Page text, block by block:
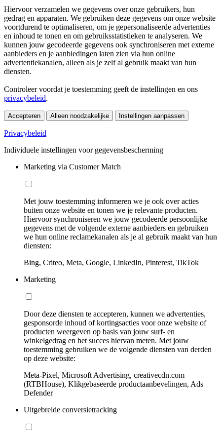
Hiervoor verzamelen we gegevens over onze gebruikers, hun
gedrag en apparaten. We gebruiken deze gegevens om onze website
voortdurend te optimaliseren, om je gepersonaliseerde advertenties
en inhoud te tonen en om gebruiksstatistieken te analyseren. We
kunnen jouw gecodeerde gegevens ook synchroniseren met externe
aanbieders en je aanbiedingen laten zien via hun online
advertentiekanalen, alleen als je zelf al gebruik maakt van hun
diensten.
Controleer voordat je toestemming geeft de instellingen en ons
privacybeleid.
Accepteren Alleen noodzakelijke Instellingen aanpassen
Privacybeleid
Individuele instellingen voor gegevensbescherming
Marketing via Customer Match
Met jouw toestemming informeren we je ook over acties
buiten onze website en tonen we je relevante producten.
Hiervoor synchroniseren we jouw gecodeerde persoonlijke
gegevens met de volgende externe aanbieders en gebruiken
we hun online reclamekanalen als je al gebruik maakt van hun
diensten:
Bing, Criteo, Meta, Google, LinkedIn, Pinterest, TikTok
Marketing
Door deze diensten te accepteren, kunnen we advertenties,
gesponsorde inhoud of kortingsacties voor onze website of
producten weergeven op basis van jouw surf- en
winkelgedrag en het succes hiervan meten. Met jouw
toestemming gebruiken we de volgende diensten van derden
op deze website:
Meta-Pixel, Microsoft Advertising, creativecdn.com
(RTBHouse), Klikgebaseerde productaanbevelingen, Ads
Defender
Uitgebreide conversietracking